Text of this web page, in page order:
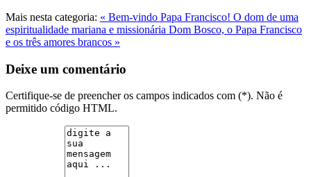
Mais nesta categoria: « Bem-vindo Papa Francisco! O dom de uma
espiritualidade mariana e missionária Dom Bosco, o Papa Francisco
e os três amores brancos »
Deixe um comentário
Certifique-se de preencher os campos indicados com (*). Não é
permitido código HTML.